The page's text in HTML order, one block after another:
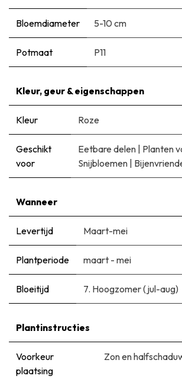
Bloemdiameter 5-10 cm
Potmaat P11
Kleur, geur & eigenschappen
Kleur Roze
Geschikt
voor
Eetbare delen | Planten
Snijbloemen |
Wanneer
Levertijd Maart-mei
Plantperiode maart - mei
Bloeitijd 7. Hoogzomer (jul-aug)
Plantinstructies
Voorkeur
plaatsing
Zon en